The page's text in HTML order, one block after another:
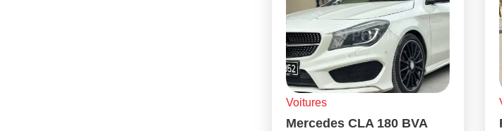
Voitures
Mercedes CLA 180 BVA